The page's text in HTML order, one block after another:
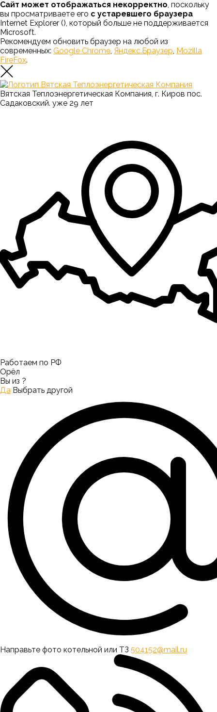
Сайт может отображаться некорректно, поскольку
вы просматриваете его с устаревшего браузера
Internet Explorer (), который больше не поддерживается
Microsoft.
Рекомендуем обновить браузер на любой из
современных: Google Chrome, Яндекс.Браузер, Mozilla
FireFox.
Вятская Теплоэнергетическая Компания, г. Киров пос.
Садаковский. уже 29 лет
Работаем по РФ
Орёл
Вы из ?
Да Выбрать другой
Направьте фото котельной или ТЗ 504152@mail.ru